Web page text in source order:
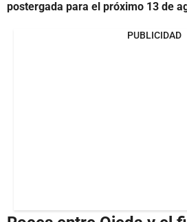
postergada para el próximo 13 de
PUBLICIDAD